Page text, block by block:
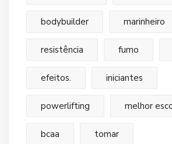
bodybuilder marinheiro
resistência fumo
efeitos. iniciantes
powerlifting melhor
bcaa tomar